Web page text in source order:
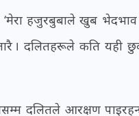
‘मेरा हजुरबुबाले खुब
। दलितहरूले कति यही
दलितले आरक्षण